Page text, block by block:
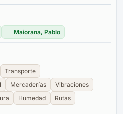
Maiorana, Pablo
Transporte
Mercaderías
Vibraciones
Humedad
Rutas